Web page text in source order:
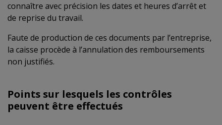
connaître avec précision les dates et heures d’arrêt et
de reprise du travail.
Faute de production de ces documents par l’entreprise,
la caisse procède à l’annulation des remboursements
non justifiés.
Points sur lesquels les contrôles
peuvent être effectués